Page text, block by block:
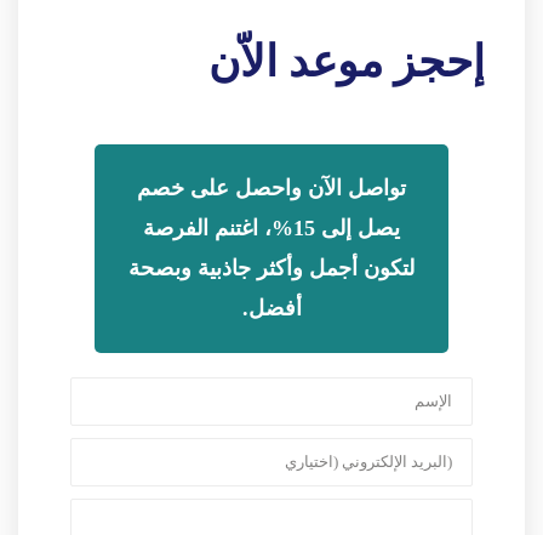
إحجز موعد الاّن
تواصل الآن واحصل على خصم
يصل إلى 15%، اغتنم الفرصة
لتكون أجمل وأكثر جاذبية وبصحة
أفضل.